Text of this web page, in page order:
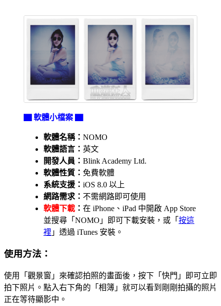
▇ 軟體小檔案 ▇
軟體名稱： NOMO
軟體語言： 英文
開發人員： Blink Academy Ltd.
軟體性質： 免費軟體
系統支援： iOS 8.0 以上
網路需求： 不需網路即可使用
軟體下載 ： 在 iPhone、iPad 中開啟 App Store
並搜尋「NOMO」即可下載安裝，或「 按這
裡 」透過 iTunes 安裝。
使用方法：
使用「觀景窗」來確認拍照的畫面後，按下「快門」即可立即
拍下照片。點入右下角的「相簿」就可以看到剛剛拍攝的照片
正在等待顯影中。